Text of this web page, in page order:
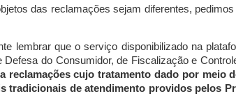
das reclamações sejam diferentes,
lembrar que o serviço disponibilizado na
Defesa do Consumidor, de Fiscalização e
reclamações cujo tratamento dado por meio
tradicionais de atendimento providos pelos